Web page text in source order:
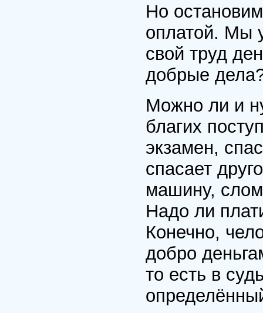
Но
оплатой. Мы
свой труд
добрые
Можно ли и
благих
экзамен,
спасает
машину,
Надо ли
Конечно,
добро
то есть в